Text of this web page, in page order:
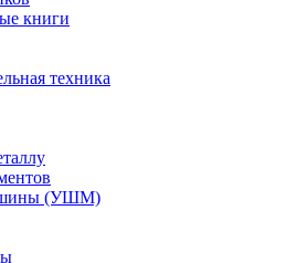
книги
техника
(УШМ)